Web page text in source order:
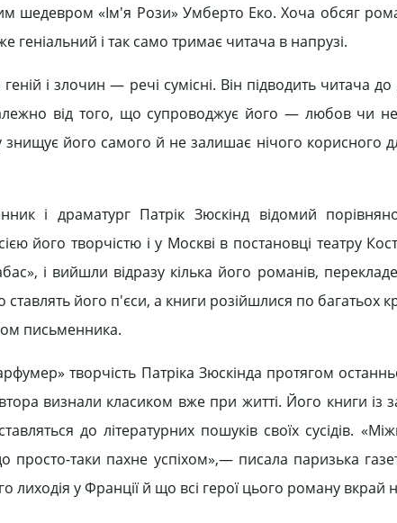
шедевром «Ім'я Рози» Умберто Еко. Хоча обсяг
геніальний і так само тримає читача в напрузі.
і злочин — речі сумісні. Він підводить читача
від того, що супроводжує його — любов чи
його самого й не залишає нічого корисного
і драматург Патрік Зюскінд відомий
його творчістю і у Москві в постановці театру
і вийшли відразу кілька його романів,
ставлять його п'єси, а книги розійшлися по багатьох
письменника.
творчість Патріка Зюскінда протягом
визнали класиком вже при житті. Його книги із
до літературних пошуків своїх сусідів.
таки пахне успіхом»,— писала паризька
лиходія у Франції й що всі герої цього роману вкрай